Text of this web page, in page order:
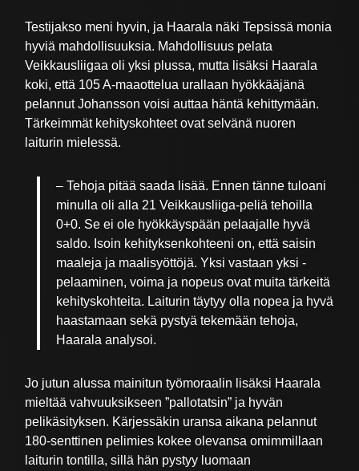
Testijakso meni hyvin, ja Haarala näki Tepsissä monia
hyviä mahdollisuuksia. Mahdollisuus pelata
Veikkausliigaa oli yksi plussa, mutta lisäksi Haarala
koki, että 105 A-maaottelua urallaan hyökkääjänä
pelannut Johansson voisi auttaa häntä kehittymään.
Tärkeimmät kehityskohteet ovat selvänä nuoren
laiturin mielessä.
– Tehoja pitää saada lisää. Ennen tänne tuloani
minulla oli alla 21 Veikkausliiga-peliä tehoilla
0+0. Se ei ole hyökkäyspään pelaajalle hyvä
saldo. Isoin kehityksenkohteeni on, että saisin
maaleja ja maalisyöttöjä. Yksi vastaan yksi -
pelaaminen, voima ja nopeus ovat muita tärkeitä
kehityskohteita. Laiturin täytyy olla nopea ja hyvä
haastamaan sekä pystyä tekemään tehoja,
Haarala analysoi.
Jo jutun alussa mainitun työmoraalin lisäksi Haarala
mieltää vahvuuksikseen ”pallotatsin” ja hyvän
pelikäsityksen. Kärjessäkin uransa aikana pelannut
180-senttinen pelimies kokee olevansa omimmillaan
laiturin tontilla, sillä hän pystyy luomaan